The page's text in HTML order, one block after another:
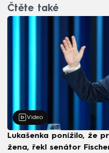
Čtěte také
Video
Lukašenka ponížilo, že
žena, řekl senátor